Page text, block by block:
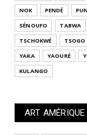
NOK
PENDÉ
SÉNOUFO
TABWA
TSCHOKWÉ
TSOGO
YAKA
YAOURÉ
KULANGO
ART AMÉRIQUE